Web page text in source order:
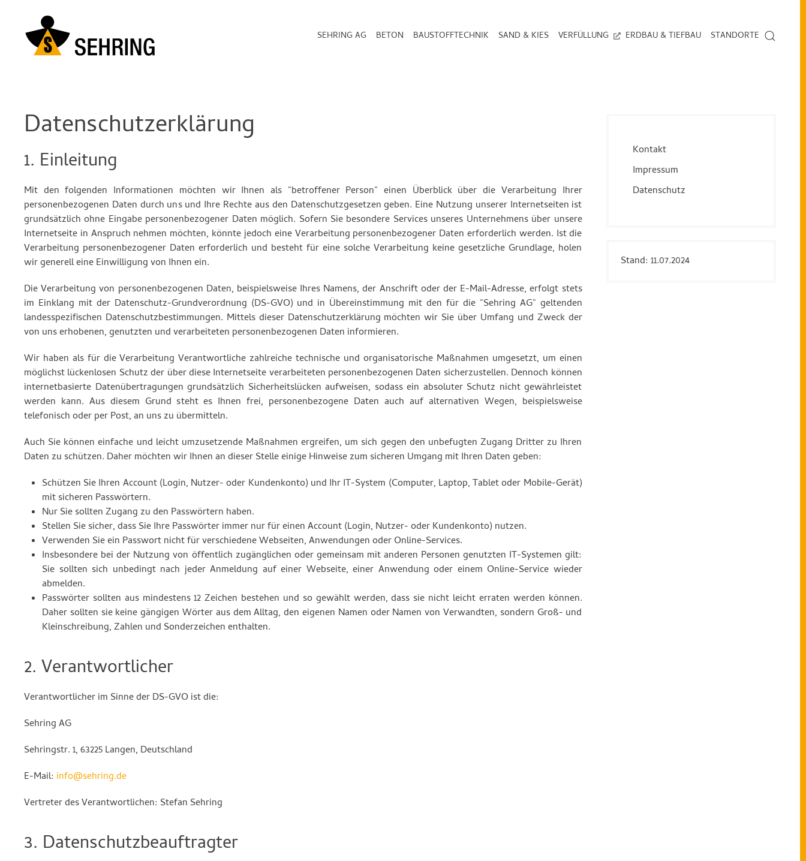
Zum Hauptinhalt springen SEHRING AG BETON BAUSTOFFTECHNIK SAND & KIES VERFÜLLUNG ERDBAU & TIEFBAU STANDORTE
Datenschutz­erklärung
1. Einleitung
Mit den folgenden Informationen möchten wir Ihnen als "betroffener Person" einen Überblick über die Verarbeitung Ihrer
personenbezogenen Daten durch uns und Ihre Rechte aus den Datenschutzgesetzen geben. Eine Nutzung unserer Internetseiten ist
grundsätzlich ohne Eingabe personenbezogener Daten möglich. Sofern Sie besondere Services unseres Unternehmens über unsere
Internetseite in Anspruch nehmen möchten, könnte jedoch eine Verarbeitung personenbezogener Daten erforderlich werden. Ist die
Verarbeitung personenbezogener Daten erforderlich und besteht für eine solche Verarbeitung keine gesetzliche Grundlage, holen
wir generell eine Einwilligung von Ihnen ein.
Die Verarbeitung von personenbezogenen Daten, beispielsweise Ihres Namens, der Anschrift oder der E-Mail-Adresse, erfolgt stets
im Einklang mit der Datenschutz-Grundverordnung (DS-GVO) und in Übereinstimmung mit den für die "Sehring AG" geltenden
landesspezifischen Datenschutzbestimmungen. Mittels dieser Datenschutzerklärung möchten wir Sie über Umfang und Zweck der
von uns erhobenen, genutzten und verarbeiteten personenbezogenen Daten informieren.
Wir haben als für die Verarbeitung Verantwortliche zahlreiche technische und organisatorische Maßnahmen umgesetzt, um einen
möglichst lückenlosen Schutz der über diese Internetseite verarbeiteten personenbezogenen Daten sicherzustellen. Dennoch können
internetbasierte Datenübertragungen grundsätzlich Sicherheitslücken aufweisen, sodass ein absoluter Schutz nicht gewährleistet
werden kann. Aus diesem Grund steht es Ihnen frei, personenbezogene Daten auch auf alternativen Wegen, beispielsweise
telefonisch oder per Post, an uns zu übermitteln.
Auch Sie können einfache und leicht umzusetzende Maßnahmen ergreifen, um sich gegen den unbefugten Zugang Dritter zu Ihren
Daten zu schützen. Daher möchten wir Ihnen an dieser Stelle einige Hinweise zum sicheren Umgang mit Ihren Daten geben:
Schützen Sie Ihren Account (Login, Nutzer- oder Kundenkonto) und Ihr IT-System (Computer, Laptop, Tablet oder Mobile-Gerät)
mit sicheren Passwörtern.
Nur Sie sollten Zugang zu den Passwörtern haben.
Stellen Sie sicher, dass Sie Ihre Passwörter immer nur für einen Account (Login, Nutzer- oder Kundenkonto) nutzen.
Verwenden Sie ein Passwort nicht für verschiedene Webseiten, Anwendungen oder Online-Services.
Insbesondere bei der Nutzung von öffentlich zugänglichen oder gemeinsam mit anderen Personen genutzten IT-Systemen gilt:
Sie sollten sich unbedingt nach jeder Anmeldung auf einer Webseite, einer Anwendung oder einem Online-Service wieder
abmelden.
Passwörter sollten aus mindestens 12 Zeichen bestehen und so gewählt werden, dass sie nicht leicht erraten werden können.
Daher sollten sie keine gängigen Wörter aus dem Alltag, den eigenen Namen oder Namen von Verwandten, sondern Groß- und
Kleinschreibung, Zahlen und Sonderzeichen enthalten.
2. Verantwortlicher
Verantwortlicher im Sinne der DS-GVO ist die:
Sehring AG
Sehringstr. 1, 63225 Langen, Deutschland
E-Mail: info@sehring.de
Vertreter des Verantwortlichen: Stefan Sehring
3. Datenschutzbeauftragter
Kontakt
Impressum
Datenschutz
Stand: 11.07.2024